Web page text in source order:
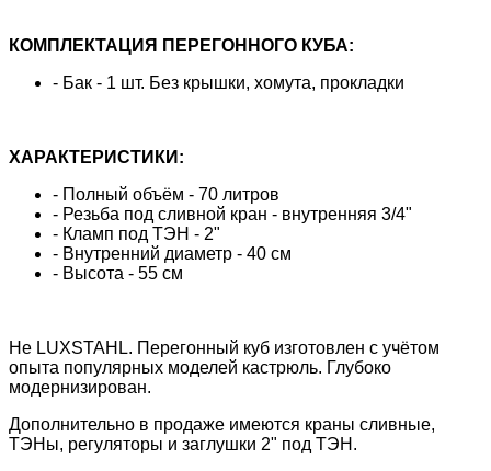
КОМПЛЕКТАЦИЯ ПЕРЕГОННОГО КУБА:
- Бак - 1 шт. Без крышки, хомута, прокладки
ХАРАКТЕРИСТИКИ:
- Полный объём - 70 литров
- Резьба под сливной кран - внутренняя 3/4"
- Кламп под ТЭН - 2"
- Внутренний диаметр - 40 см
- Высота - 55 см
Не LUXSTAHL. Перегонный куб изготовлен с учётом
опыта популярных моделей кастрюль. Глубоко
модернизирован.
Дополнительно в продаже имеются краны сливные,
ТЭНы, регуляторы и заглушки 2" под ТЭН.